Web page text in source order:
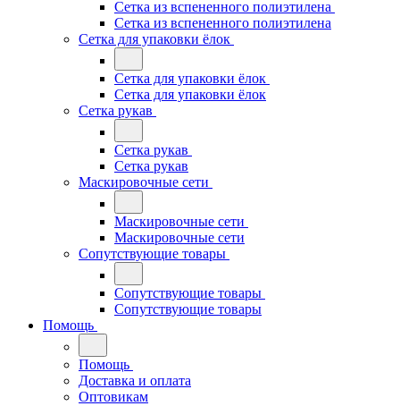
Сетка из вспененного полиэтилена
Сетка из вспененного полиэтилена
Сетка для упаковки ёлок
Сетка для упаковки ёлок
Сетка для упаковки ёлок
Сетка рукав
Сетка рукав
Сетка рукав
Маскировочные сети
Маскировочные сети
Маскировочные сети
Сопутствующие товары
Сопутствующие товары
Сопутствующие товары
Помощь
Помощь
Доставка и оплата
Оптовикам